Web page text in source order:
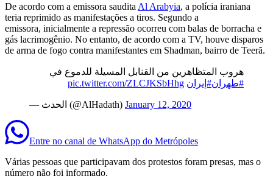
De acordo com a emissora saudita Al Arabyia, a polícia iraniana
teria reprimido as manifestações a tiros. Segundo a
emissora, inicialmente a repressão ocorreu com balas de borracha e
gás lacrimogênio. No entanto, de acordo com a TV, houve disparos
de arma de fogo contra manifestantes em Shadman, bairro de Teerã.
هروب المتظاهرين من القنابل المسيلة للدموع في
#طهران#إيران pic.twitter.com/ZLCJKSbHhg
— الحدث (@AlHadath) January 12, 2020
Entre no canal de WhatsApp do Metrópoles
Várias pessoas que participavam dos protestos foram presas, mas o
número não foi informado.